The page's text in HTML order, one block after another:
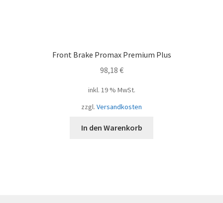
Front Brake Promax Premium Plus
98,18 €
inkl. 19 % MwSt.
zzgl. Versandkosten
In den Warenkorb